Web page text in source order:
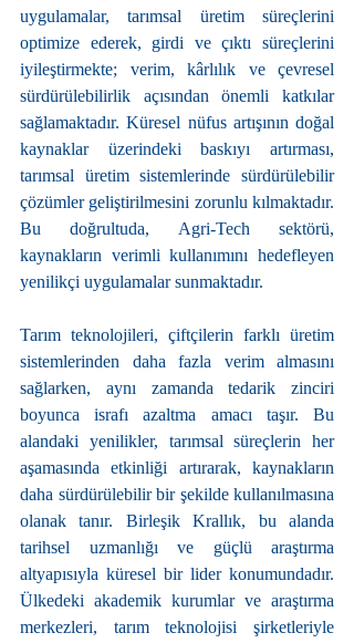
uygulamalar, tarımsal üretim süreçlerini
optimize ederek, girdi ve çıktı süreçlerini
iyileştirmekte; verim, kârlılık ve çevresel
sürdürülebilirlik açısından önemli katkılar
sağlamaktadır. Küresel nüfus artışının doğal
kaynaklar üzerindeki baskıyı artırması,
tarımsal üretim sistemlerinde sürdürülebilir
çözümler geliştirilmesini zorunlu kılmaktadır.
Bu doğrultuda, Agri-Tech sektörü,
kaynakların verimli kullanımını hedefleyen
yenilikçi uygulamalar sunmaktadır.
Tarım teknolojileri, çiftçilerin farklı üretim
sistemlerinden daha fazla verim almasını
sağlarken, aynı zamanda tedarik zinciri
boyunca israfı azaltma amacı taşır. Bu
alandaki yenilikler, tarımsal süreçlerin her
aşamasında etkinliği artırarak, kaynakların
daha sürdürülebilir bir şekilde kullanılmasına
olanak tanır. Birleşik Krallık, bu alanda
tarihsel uzmanlığı ve güçlü araştırma
altyapısıyla küresel bir lider konumundadır.
Ülkedeki akademik kurumlar ve araştırma
merkezleri, tarım teknolojisi şirketleriyle